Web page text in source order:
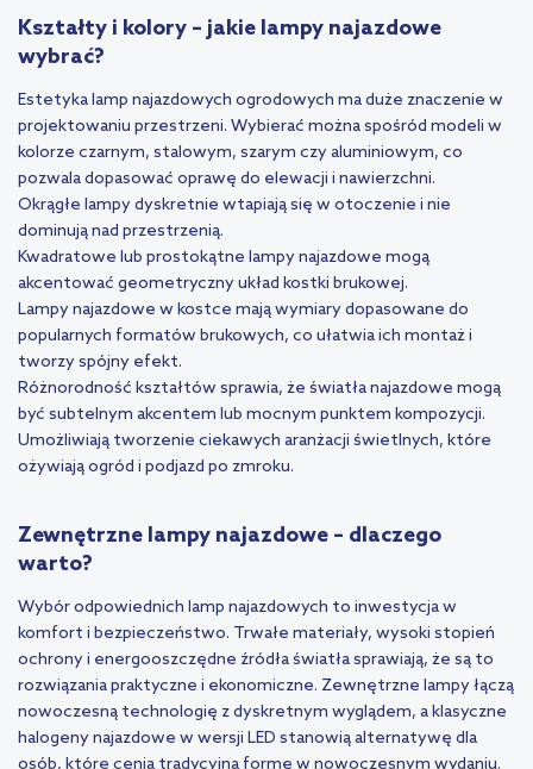
Kształty i kolory – jakie lampy najazdowe
wybrać?
Estetyka lamp najazdowych ogrodowych ma duże znaczenie w
projektowaniu przestrzeni. Wybierać można spośród modeli w
kolorze czarnym, stalowym, szarym czy aluminiowym, co
pozwala dopasować oprawę do elewacji i nawierzchni.
Okrągłe lampy dyskretnie wtapiają się w otoczenie i nie
dominują nad przestrzenią.
Kwadratowe lub prostokątne lampy najazdowe mogą
akcentować geometryczny układ kostki brukowej.
Lampy najazdowe w kostce mają wymiary dopasowane do
popularnych formatów brukowych, co ułatwia ich montaż i
tworzy spójny efekt.
Różnorodność kształtów sprawia, że światła najazdowe mogą
być subtelnym akcentem lub mocnym punktem kompozycji.
Umożliwiają tworzenie ciekawych aranżacji świetlnych, które
ożywiają ogród i podjazd po zmroku.
Zewnętrzne lampy najazdowe – dlaczego
warto?
Wybór odpowiednich lamp najazdowych to inwestycja w
komfort i bezpieczeństwo. Trwałe materiały, wysoki stopień
ochrony i energooszczędne źródła światła sprawiają, że są to
rozwiązania praktyczne i ekonomiczne. Zewnętrzne lampy łączą
nowoczesną technologię z dyskretnym wyglądem, a klasyczne
halogeny najazdowe w wersji LED stanowią alternatywę dla
osób, które cenią tradycyjną formę w nowoczesnym wydaniu.